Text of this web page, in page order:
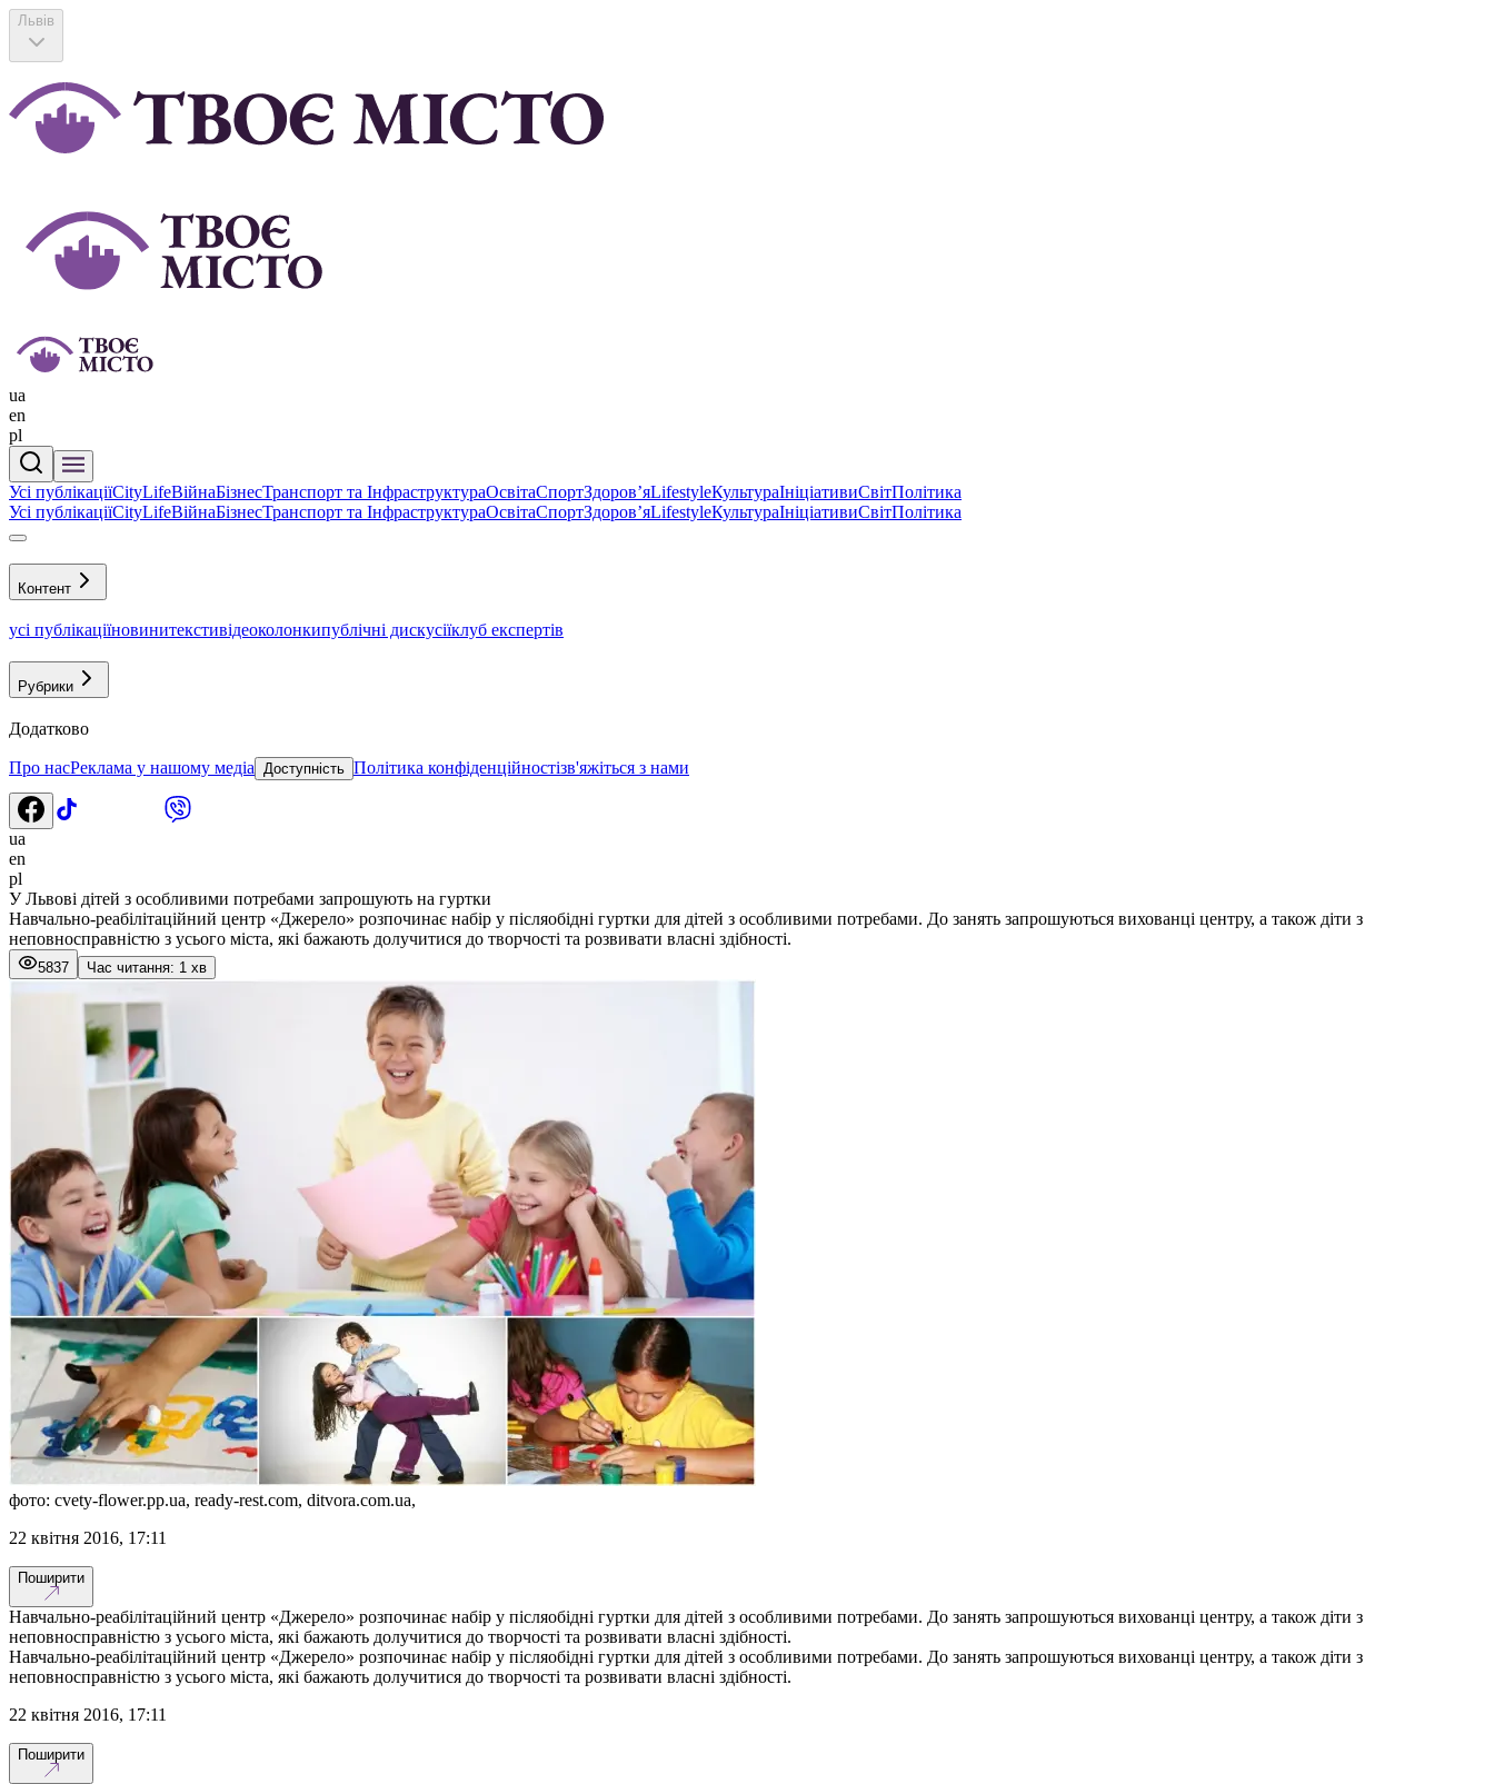
Львів
ua
en
pl
Усі публікаціїCityLifeВійнаБізнесТранспорт та ІнфраструктураОсвітаСпортЗдоровʼяLifestyleКультураІніціативиСвітПолітика
Усі публікаціїCityLifeВійнаБізнесТранспорт та ІнфраструктураОсвітаСпортЗдоровʼяLifestyleКультураІніціативиСвітПолітика
Контент
усі публікаціїновинитекстивідеоколонкипублічні дискусіїклуб експертів
Рубрики
Додатково
Про насРеклама у нашому медіа Доступність Політика конфіденційностізв'яжіться з нами
ua
en
pl
У Львові дітей з особливими потребами запрошують на гуртки
Навчально-реабілітаційний центр «Джерело» розпочинає набір у післяобідні гуртки для дітей з особливими потребами. До занять запрошуються вихованці центру, а також діти з
неповносправністю з усього міста, які бажають долучитися до творчості та розвивати власні здібності.
5837 Час читання: 1 хв
фото: cvety-flower.pp.ua, ready-rest.com, ditvora.com.ua,
22 квітня 2016, 17:11
Поширити
Навчально-реабілітаційний центр «Джерело» розпочинає набір у післяобідні гуртки для дітей з особливими потребами. До занять запрошуються вихованці центру, а також діти з
неповносправністю з усього міста, які бажають долучитися до творчості та розвивати власні здібності.
Навчально-реабілітаційний центр «Джерело» розпочинає набір у післяобідні гуртки для дітей з особливими потребами. До занять запрошуються вихованці центру, а також діти з
неповносправністю з усього міста, які бажають долучитися до творчості та розвивати власні здібності.
22 квітня 2016, 17:11
Поширити